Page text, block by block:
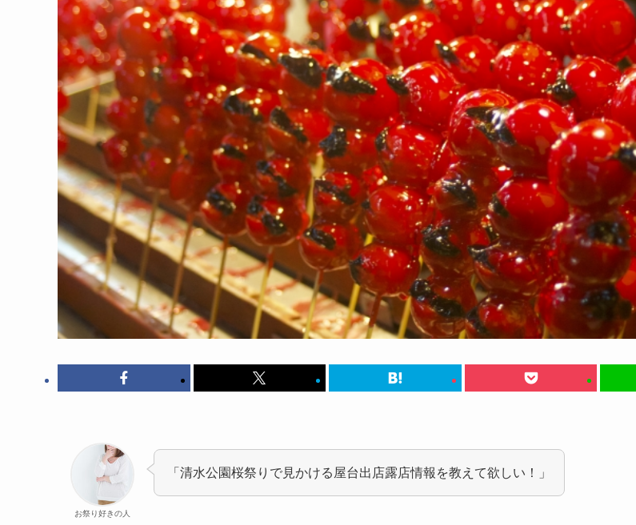
お祭り好きの人
「清水公園桜祭りで見かける屋台出店露店情報を教えて欲しい！」